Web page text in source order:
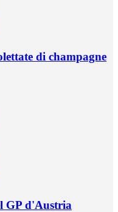
di champagne
GP d'Austria